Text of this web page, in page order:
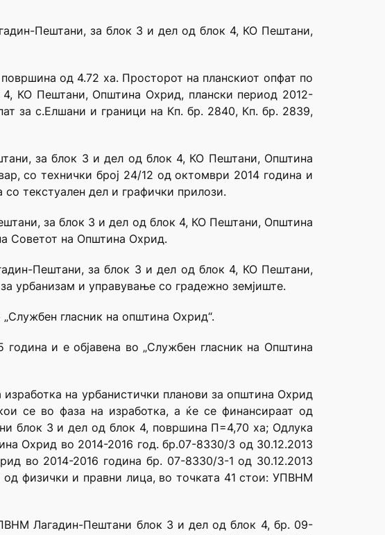
Пештани, за блок 3 и дел од блок 4, КО Пештани,
од 4.72 ха. Просторот на планскиот опфат по
КО Пештани, Општина Охрид, плански период 2012-
за с.Елшани и граници на Кп. бр. 2840, Кп. бр. 2839,
за блок 3 и дел од блок 4, КО Пештани, Општина
со технички број 24/12 од октомври 2014 година и
текстуален дел и графички прилози.
за блок 3 и дел од блок 4, КО Пештани, Општина
Советот на Општина Охрид.
Пештани, за блок 3 и дел од блок 4, КО Пештани,
урбанизам и управување со градежно земјиште.
гласник на општина Охрид“.
и е објавена во „Службен гласник на Општина
на урбанистички планови за oпштина Охрид
се во фаза на изработка, а ќе се финансираат од
блок 3 и дел од блок 4, површина П=4,70 ха; Одлука
Охрид во 2014-2016 год. бр.07-8330/3 од 30.12.2013
во 2014-2016 година бр. 07-8330/3-1 од 30.12.2013
од физички и правни лица, во точката 41 стои: УПВНМ
Лагадин-Пештани блок 3 и дел од блок 4, бр. 09-